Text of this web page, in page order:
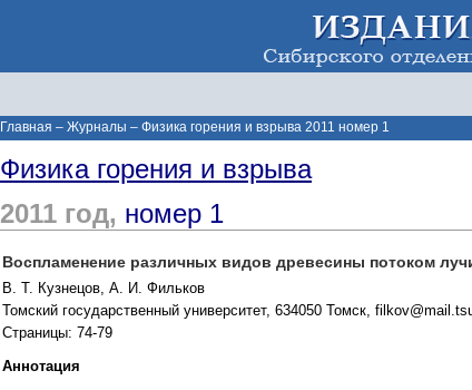
Главная – Журналы – Физика горения и взрыва 2011 номер 1
Физика горения и взрыва
2011 год, номер 1
Воспламенение различных видов древесины потоком
В. Т. Кузнецов, А. И. Фильков
Томский государственный университет, 634050 Томск,
Страницы: 74-79
Аннотация